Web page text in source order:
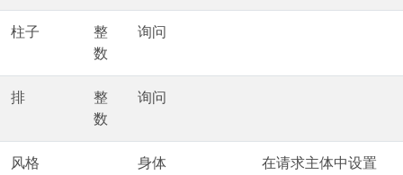
柱子
整
数
询问
排
整
数
询问
风格 身体
在请求主体中设置